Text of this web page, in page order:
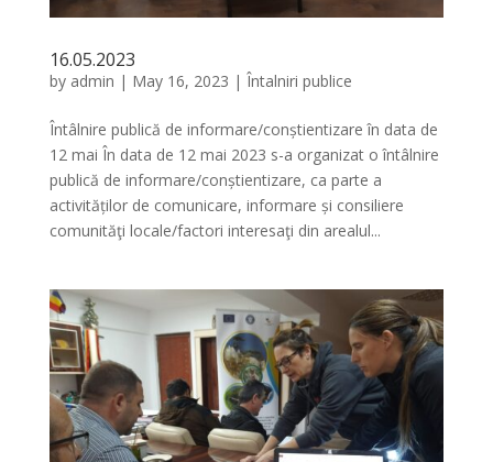
16.05.2023
by admin | May 16, 2023 | Întalniri publice
Întâlnire publică de informare/conștientizare în data de
12 mai În data de 12 mai 2023 s-a organizat o întâlnire
publică de informare/conștientizare, ca parte a
activităților de comunicare, informare și consiliere
comunităţi locale/factori interesaţi din arealul...